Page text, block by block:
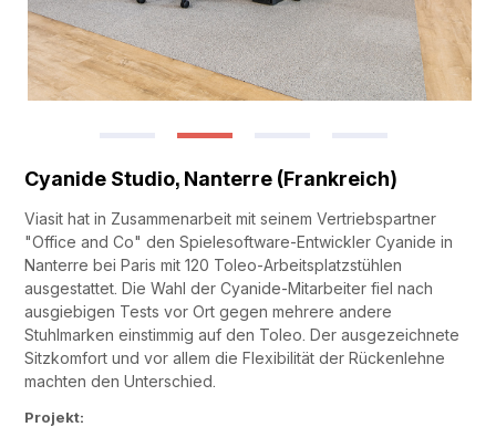
Cyanide Studio, Nanterre (Frankreich)
Viasit hat in Zusammenarbeit mit seinem Vertriebspartner
"Office and Co" den Spielesoftware-Entwickler Cyanide in
Nanterre bei Paris mit 120 Toleo-Arbeitsplatzstühlen
ausgestattet. Die Wahl der Cyanide-Mitarbeiter fiel nach
ausgiebigen Tests vor Ort gegen mehrere andere
Stuhlmarken einstimmig auf den Toleo. Der ausgezeichnete
Sitzkomfort und vor allem die Flexibilität der Rückenlehne
machten den Unterschied.
Projekt: